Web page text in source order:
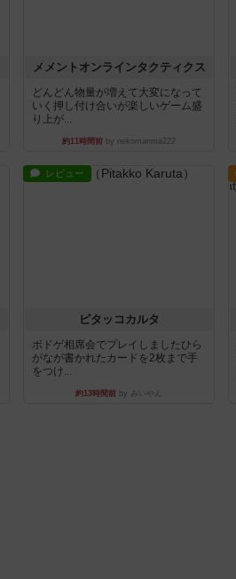
メメントオンラインタクティクス
どんどん物量が増えて大変になって
いく押し付け合いが楽しいゲーム盛
り上が...
約11時間前 by nekomanma222
レビュー
ピタッコカルタ
ボドゲ相席会でプレイしましたひら
がなが書かれたカードを2枚まで手
をつけ...
約13時間前 by みいやん